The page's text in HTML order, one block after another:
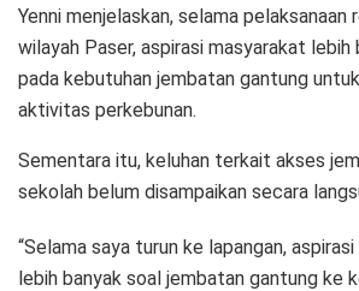
Yenni menjelaskan, selama pelaksanaan
wilayah Paser, aspirasi masyarakat lebih
pada kebutuhan jembatan gantung
aktivitas perkebunan.
Sementara itu, keluhan terkait akses
sekolah belum disampaikan secara
“Selama saya turun ke lapangan,
lebih banyak soal jembatan gantung ke